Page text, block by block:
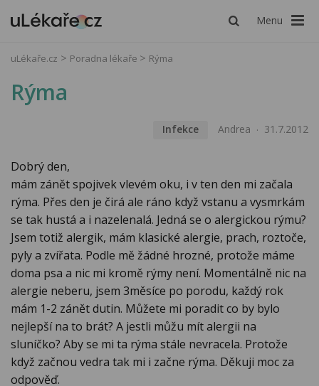
Menu
uLékaře.cz Poradna lékaře Rýma
Rýma
Infekce Andrea 31.7.2012
Dobrý den,
mám zánět spojivek vlevém oku, i v ten den mi začala
rýma. Přes den je čirá ale ráno když vstanu a vysmrkám
se tak hustá a i nazelenalá. Jedná se o alergickou rýmu?
Jsem totiž alergik, mám klasické alergie, prach, roztoče,
pyly a zvířata. Podle mě žádné hrozné, protože máme
doma psa a nic mi kromě rýmy není. Momentálně nic na
alergie neberu, jsem 3měsíce po porodu, každý rok
mám 1-2 zánět dutin. Můžete mi poradit co by bylo
nejlepší na to brát? A jestli můžu mít alergii na
sluníčko? Aby se mi ta rýma stále nevracela. Protože
když začnou vedra tak mi i začne rýma. Děkuji moc za
odpověď.